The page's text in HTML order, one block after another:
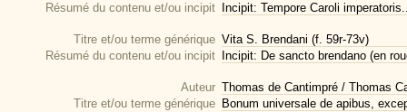
Résumé du contenu et/ou incipit
Incipit: Tempore Caroli
Titre et/ou terme générique Vita S. Brendani (f. 59r-73v)
Résumé du contenu et/ou incipit
Incipit: De sancto brendano (en
Auteur Thomas de Cantimpré / Thomas
Titre et/ou terme générique Bonum universale de apibus,